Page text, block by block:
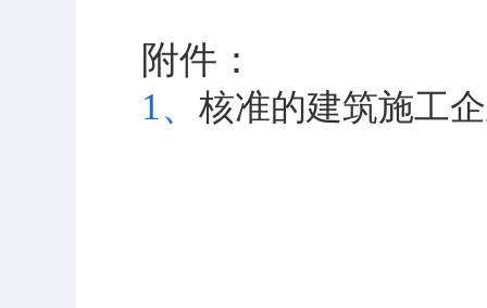
附件：
1、 核准的建筑施工